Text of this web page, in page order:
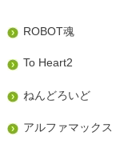
ROBOT魂
To Heart2
ねんどろいど
アルファマックス